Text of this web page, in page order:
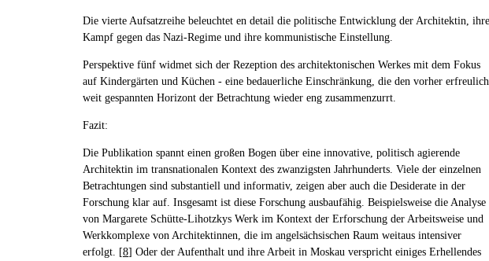
Die vierte Aufsatzreihe beleuchtet en detail die politische Entwicklung der Architektin,
Kampf gegen das Nazi-Regime und ihre kommunistische Einstellung.
Perspektive fünf widmet sich der Rezeption des architektonischen Werkes mit dem Fokus
auf Kindergärten und Küchen - eine bedauerliche Einschränkung, die den vorher erfreulich
weit gespannten Horizont der Betrachtung wieder eng zusammenzurrt.
Fazit:
Die Publikation spannt einen großen Bogen über eine innovative, politisch agierende
Architektin im transnationalen Kontext des zwanzigsten Jahrhunderts. Viele der einzelnen
Betrachtungen sind substantiell und informativ, zeigen aber auch die Desiderate in der
Forschung klar auf. Insgesamt ist diese Forschung ausbaufähig. Beispielsweise die Analyse
von Margarete Schütte-Lihotzkys Werk im Kontext der Erforschung der Arbeitsweise und
Werkkomplexe von Architektinnen, die im angelsächsischen Raum weitaus intensiver
erfolgt. [8] Oder der Aufenthalt und ihre Arbeit in Moskau verspricht einiges Erhellendes